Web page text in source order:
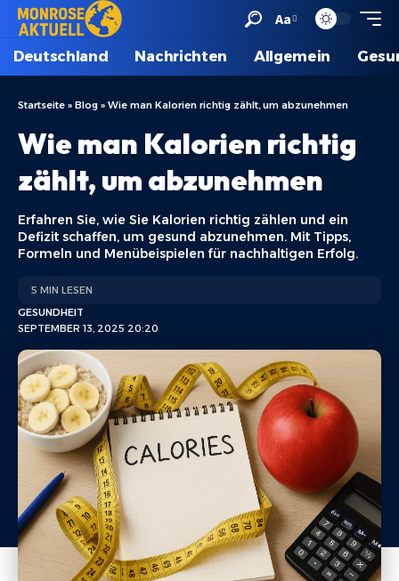
Aa
Deutschland Nachrichten Allgemein
Startseite » Blog » Wie man Kalorien richtig zählt, um abzunehmen
Wie man Kalorien richtig
zählt, um abzunehmen
Erfahren Sie, wie Sie Kalorien richtig zählen und ein
Defizit schaffen, um gesund abzunehmen. Mit Tipps,
Formeln und Menübeispielen für nachhaltigen Erfolg.
SEPTEMBER 13, 2025 20:20
GESUNDHEIT
5 MIN LESEN